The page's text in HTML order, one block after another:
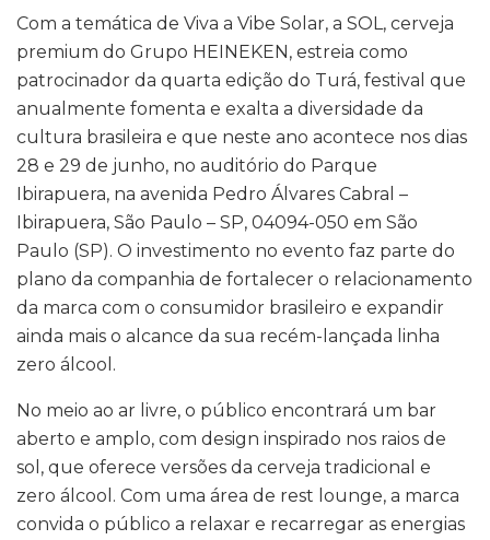
Com a temática de Viva a Vibe Solar, a SOL, cerveja
premium do Grupo HEINEKEN, estreia como
patrocinador da quarta edição do Turá, festival que
anualmente fomenta e exalta a diversidade da
cultura brasileira e que neste ano acontece nos dias
28 e 29 de junho, no auditório do Parque
Ibirapuera, na avenida Pedro Álvares Cabral –
Ibirapuera, São Paulo – SP, 04094-050 em São
Paulo (SP). O investimento no evento faz parte do
plano da companhia de fortalecer o relacionamento
da marca com o consumidor brasileiro e expandir
ainda mais o alcance da sua recém-lançada linha
zero álcool.
No meio ao ar livre, o público encontrará um bar
aberto e amplo, com design inspirado nos raios de
sol, que oferece versões da cerveja tradicional e
zero álcool. Com uma área de rest lounge, a marca
convida o público a relaxar e recarregar as energias